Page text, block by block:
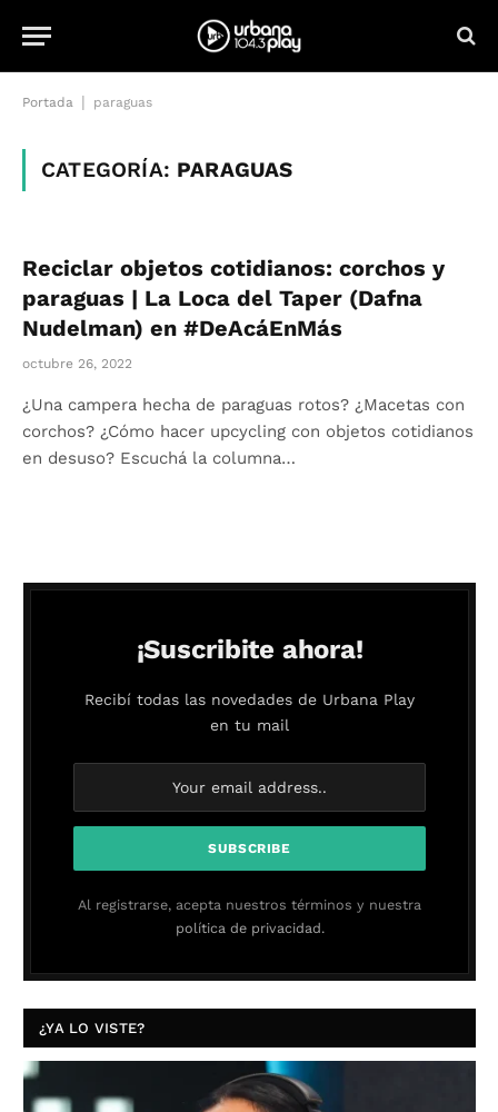
Portada paraguas
CATEGORÍA: PARAGUAS
Reciclar objetos cotidianos: corchos y
paraguas | La Loca del Taper (Dafna
Nudelman) en #DeAcáEnMás
octubre 26, 2022
¿Una campera hecha de paraguas rotos? ¿Macetas con
corchos? ¿Cómo hacer upcycling con objetos cotidianos
en desuso? Escuchá la columna…
¡Suscribite ahora!
Recibí todas las novedades de Urbana Play
en tu mail
Al registrarse, acepta nuestros términos y nuestra
política de privacidad.
¿YA LO VISTE?